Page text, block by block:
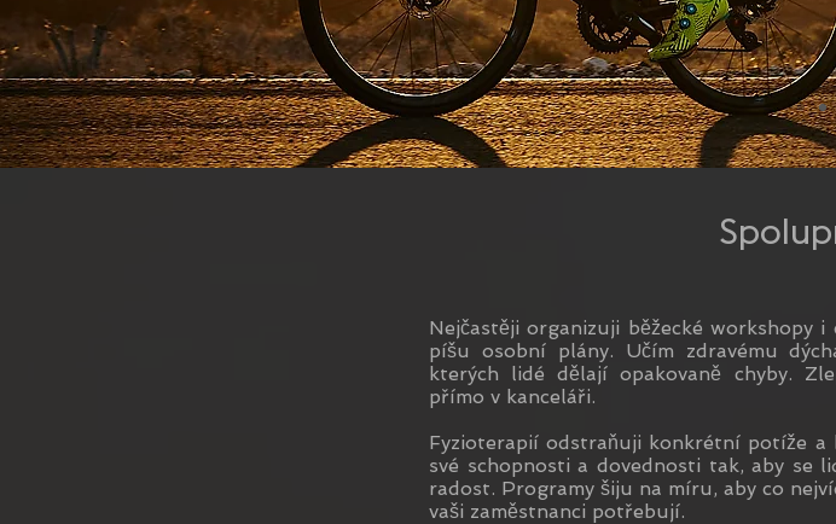
Nejčastěji organizuji běžecké workshopy
píšu osobní plány. Učím zdravému
kterých lidé dělají opakovaně chyby.
přímo v kanceláři.
Fyzioterapií odstraňuji konkrétní potíže a
své schopnosti a dovednosti tak, aby se
radost. Programy šiju na míru, aby co
vaši zaměstnanci potřebují.